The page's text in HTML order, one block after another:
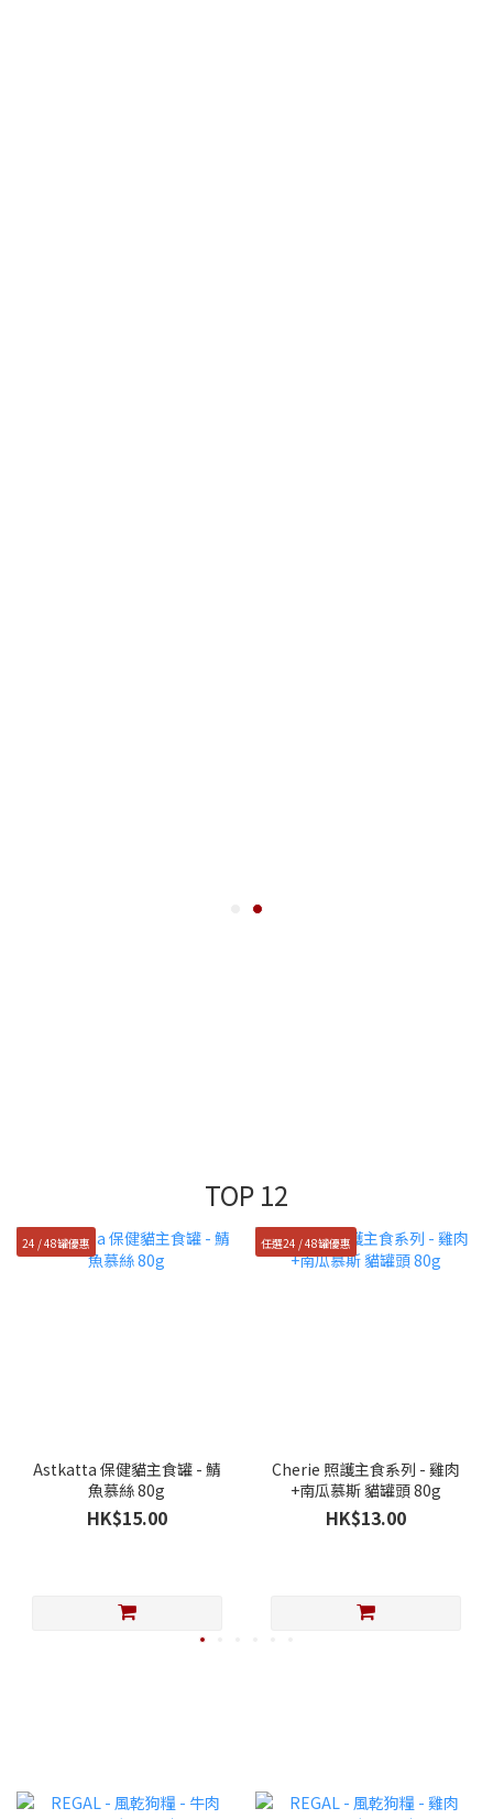
TOP 12
24 / 48罐優惠
Astkatta 保健貓主食罐 - 鯖
魚慕絲 80g
HK$15.00
任選24 / 48罐優惠
Cherie 照護主食系列 - 雞肉
+南瓜慕斯 貓罐頭 80g
HK$13.00